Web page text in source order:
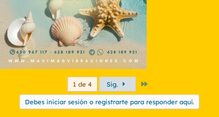
1 de 4 Sig.
Debes iniciar sesión o registrarte para responder aquí.